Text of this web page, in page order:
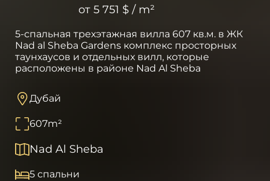
5-спальная трехэтажная вилла 607 кв.м. в ЖК
Nad al Sheba Gardens комплекс просторных
таунхаусов и отдельных вилл, которые
расположены в районе Nad Al Sheba
Дубай
607m²
Nad Al Sheba
5 спальни
от 5 751 $ / m²